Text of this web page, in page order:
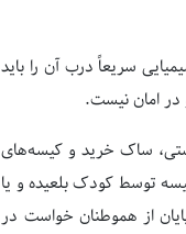
سریعاً درب آن را باید
در امان نیست.
ساک خرید و كیسه‌های
توسط كودک بلعیده و یا
وی كشیده شده و موجب خفگی وی شود. مدیر مرکز پاسخگویی ۱۴۹۰ در پایان از هموطنان خواست در